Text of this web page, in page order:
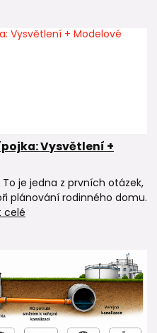
Vysvětlení +
je jedna z prvních otázek,
plánování rodinného domu.
celé